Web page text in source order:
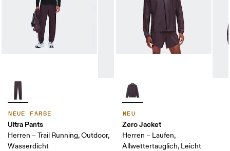
NEUE FARBE
Ultra Pants
Herren – Trail Running, Outdoor,
Wasserdicht
NEU
Zero Jacket
Herren – Laufen,
Allwettertauglich, Leicht